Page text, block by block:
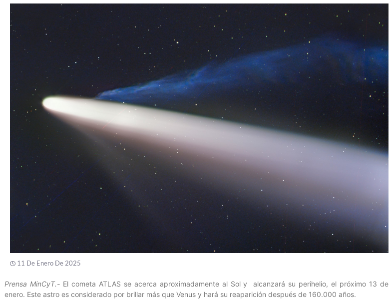
11 De Enero De 2025
Prensa MinCyT.-El cometa ATLAS se acerca aproximadamente al Sol y alcanzará su perihelio, el próximo 13 de
enero. Este astro es considerado por brillar más que Venus y hará su reaparición después de 160.000 años.